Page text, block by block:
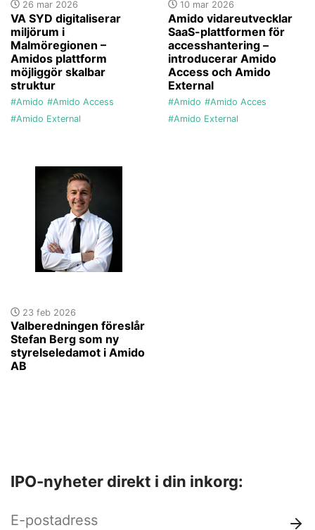
26 mar 2026
VA SYD digitaliserar
miljörum i
Malmöregionen –
Amidos plattform
möjliggör skalbar
struktur
#Amido #Amido Access
#Amido External
10 mar 2026
Amido vidareutvecklar
SaaS-plattformen för
accesshantering –
introducerar Amido
Access och Amido
External
#Amido #Amido Acces
#Amido External
23 feb 2026
Valberedningen föreslår
Stefan Berg som ny
styrelseledamot i Amido
AB
IPO-nyheter direkt i din inkorg: